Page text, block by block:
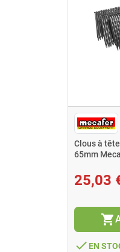
Clous à
65mm
25,03
shopping_cart
done EN